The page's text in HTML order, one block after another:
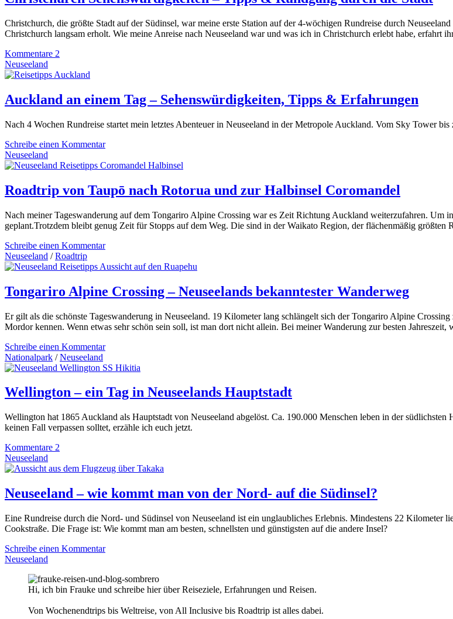
Christchurch, die größte Stadt auf der Südinsel, war meine erste Station auf der 4-wöchigen Rundreise durch
Christchurch langsam erholt. Wie meine Anreise nach Neuseeland war und was ich in Christchurch erlebt habe, erfahrt
Kommentare 2
Neuseeland
Auckland an einem Tag – Sehenswürdigkeiten, Tipps & Erfahrungen
Nach 4 Wochen Rundreise startet mein letztes Abenteuer in Neuseeland in der Metropole Auckland. Vom Sky Tower
Schreibe einen Kommentar
Neuseeland
Roadtrip von Taupō nach Rotorua und zur Halbinsel Coromandel
Nach meiner Tageswanderung auf dem Tongariro Alpine Crossing war es Zeit Richtung Auckland weiterzufahren. Um
geplant.Trotzdem bleibt genug Zeit für Stopps auf dem Weg. Die sind in der Waikato Region, der flächenmäßig größten
Schreibe einen Kommentar
Neuseeland /Roadtrip
Tongariro Alpine Crossing – Neuseelands bekanntester Wanderweg
Er gilt als die schönste Tageswanderung in Neuseeland. 19 Kilometer lang schlängelt sich der Tongariro Alpine
Mordor kennen. Wenn etwas sehr schön sein soll, ist man dort nicht allein. Bei meiner Wanderung zur besten
Schreibe einen Kommentar
Nationalpark /Neuseeland
Wellington – ein Tag in Neuseelands Hauptstadt
Wellington hat 1865 Auckland als Hauptstadt von Neuseeland abgelöst. Ca. 190.000 Menschen leben in der
keinen Fall verpassen solltet, erzähle ich euch jetzt.
Kommentare 2
Neuseeland
Neuseeland – wie kommt man von der Nord- auf die Südinsel?
Eine Rundreise durch die Nord- und Südinsel von Neuseeland ist ein unglaubliches Erlebnis. Mindestens 22 Kilometer
Cookstraße. Die Frage ist: Wie kommt man am besten, schnellsten und günstigsten auf die andere Insel?
Schreibe einen Kommentar
Neuseeland
Hi, ich bin Frauke und schreibe hier über Reiseziele, Erfahrungen und Reisen.
Von Wochenendtrips bis Weltreise, von All Inclusive bis Roadtrip ist alles dabei.